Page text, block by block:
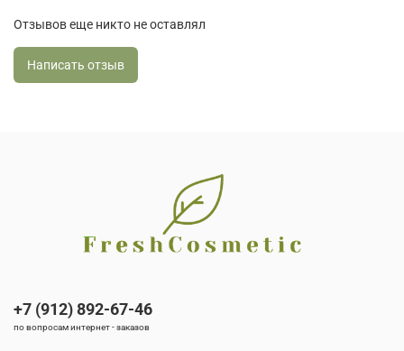
Отзывов еще никто не оставлял
Написать отзыв
+7 (912) 892-67-46
по вопросам интернет - заказов